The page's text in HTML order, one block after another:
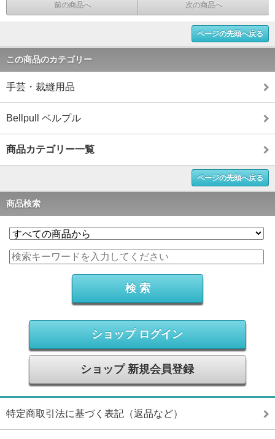
前の商品へ 次の商品へ
ページの先頭へ戻る
この商品のカテゴリー
手芸・裁縫用品
Bellpull ベルプル
商品カテゴリー一覧
ページの先頭へ戻る
商品検索
ショップ ログイン
ショップ 新規会員登録
特定商取引法に基づく表記（返品など）